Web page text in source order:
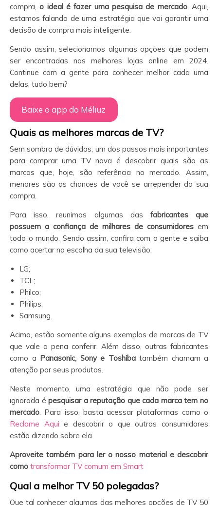
compra,o ideal é fazer uma pesquisa de mercado. Aqui,
estamos falando de uma estratégia que vai garantir uma
decisão de compra mais inteligente.
Sendo assim, selecionamos algumas opções que podem
ser encontradas nas melhores lojas online em 2024.
Continue com a gente para conhecer melhor cada uma
delas, tudo bem?
Baixe o app do Méliuz
Quais as melhores marcas de TV?
Sem sombra de dúvidas, um dos passos mais importantes
para comprar uma TV nova é descobrir quais são as
marcas que, hoje, são referência no mercado. Assim,
menores são as chances de você se arrepender da sua
compra.
Para isso, reunimos algumas das fabricantes que
possuem a confiança de milhares de consumidores em
todo o mundo. Sendo assim, confira com a gente e saiba
como acertar na escolha da sua televisão:
LG;
TCL;
Philco;
Philips;
Samsung.
Acima, estão somente alguns exemplos de marcas de TV
que vale a pena conferir. Além disso, outras fabricantes
como a Panasonic, Sony e Toshibatambém chamam a
atenção por seus produtos.
Neste momento, uma estratégia que não pode ser
ignorada é pesquisar a reputação que cada marca tem no
mercado. Para isso, basta acessar plataformas como o
Reclame Aqui e descobrir o que outros consumidores
estão dizendo sobre ela.
Aproveite também para ler o nosso material e descobrir
como transformar TV comum em Smart
Qual a melhor TV 50 polegadas?
Que tal conhecer algumas das melhores opções de TV 50